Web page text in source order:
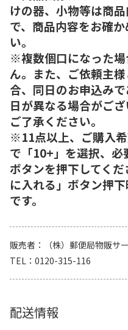
けの器、小物等は商
で、商品内容をお確
い。
※複数個口になった
ん。また、ご依頼主
合、同日のお申込み
日が異なる場合がご
ご了承ください。
※11点以上、ご購入
で「10+」を選択、必
ボタンを押下してく
に入れる」ボタン押
です。
販売者
（株）郵便局物販サ
TEL
0120-315-116
配送情報